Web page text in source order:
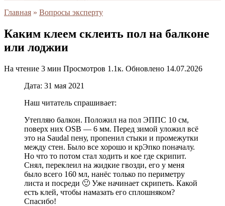
Главная » Вопросы эксперту
Каким клеем склеить пол на балконе
или лоджии
На чтение 3 мин Просмотров 1.1к. Обновлено 14.07.2026
Дата: 31 мая 2021
Наш читатель спрашивает:
Утепляю балкон. Положил на пол ЭППС 10 см,
поверх них OSB — 6 мм. Перед зимой уложил всё
это на Saudal пену, пропенил стыки и промежутки
между стен. Было все хорошо и крЭпко поначалу.
Но что то потом стал ходить и кое где скрипит.
Снял, переклеил на жидкие гвозди, его у меня
было всего 160 мл, нанёс только по периметру
листа и посреди 🙂 Уже начинает скрипеть. Какой
есть клей, чтобы намазать его сплошняком?
Спасибо!